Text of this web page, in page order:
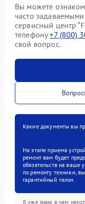
Вы можете
часто
сервисный центр
телефону+7 (800)
свой вопрос.
Какие документы вы
На этапе приема
ремонт вам будет
обязательств на ваше
по ремонту техники,
гарантийный талон.
Я уже знаю в чем